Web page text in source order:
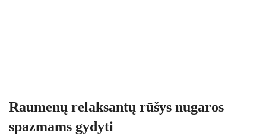
Raumenų relaksantų rūšys nugaros
spazmams gydyti